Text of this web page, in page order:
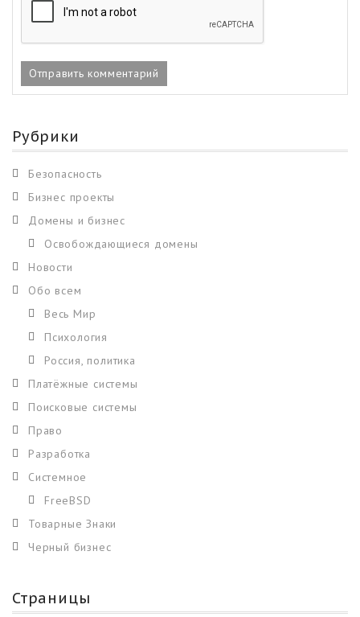
Рубрики
Безопасность
Бизнес проекты
Домены и бизнес
Освобождающиеся домены
Новости
Обо всем
Весь Мир
Психология
Россия, политика
Платёжные системы
Поисковые системы
Право
Разработка
Системное
FreeBSD
Товарные Знаки
Черный бизнес
Страницы